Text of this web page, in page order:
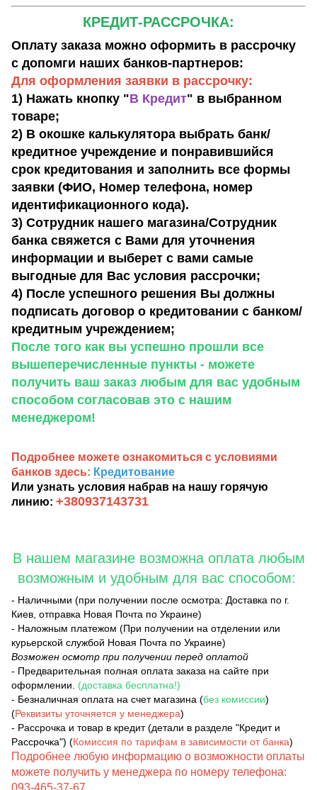
КРЕДИТ-РАССРОЧКА:
Оплату заказа можно оформить в рассрочку
с допомги наших банков-партнеров:
Для оформления заявки в рассрочку:
1) Нажать кнопку "В Кредит" в выбранном
товаре;
2) В окошке калькулятора выбрать банк/
кредитное учреждение и понравившийся
срок кредитования и заполнить все формы
заявки (ФИО, Номер телефона, номер
идентификационного кода).
3) Сотрудник нашего магазина/Сотрудник
банка свяжется с Вами для уточнения
информации и выберет с вами самые
выгодные для Вас условия рассрочки;
4) После успешного решения Вы должны
подписать договор о кредитовании с банком/
кредитным учреждением;
После того как вы успешно прошли все
вышеперечисленные пункты - можете
получить ваш заказ любым для вас удобным
способом согласовав это с нашим
менеджером!
Подробнее можете ознакомиться с условиями
банков здесь: Кредитование
Или узнать условия набрав на нашу горячую
линию: +380937143731
В нашем магазине возможна оплата любым
возможным и удобным для вас способом:
- Наличными (при получении после осмотра: Доставка по г.
Киев, отправка Новая Почта по Украине)
- Наложным платежом (При получении на отделении или
курьерской службой Новая Почта по Украине)
Возможен осмотр при получении перед оплатой
- Предварительная полная оплата заказа на сайте при
оформлении. (доставка бесплатна!)
- Безналичная оплата на счет магазина (без комиссии)
(Реквизиты уточняется у менеджера)
- Рассрочка и товар в кредит (детали в разделе "Кредит и
Рассрочка") (Комиссия по тарифам в зависимости от банка)
Подробнее любую информацию о возможности оплаты
можете получить у менеджера по номеру телефона: